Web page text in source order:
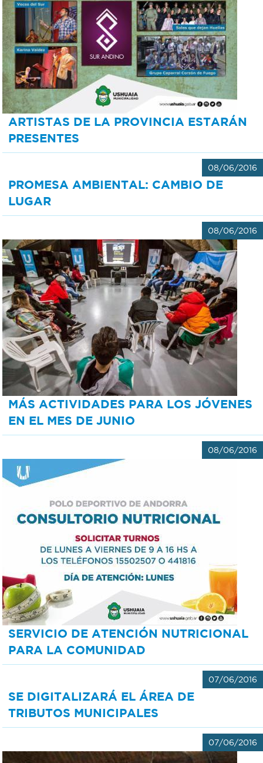
ARTISTAS DE LA PROVINCIA ESTARÁN
PRESENTES
08/06/2016
PROMESA AMBIENTAL: CAMBIO DE
LUGAR
08/06/2016
MÁS ACTIVIDADES PARA LOS JÓVENES
EN EL MES DE JUNIO
08/06/2016
SERVICIO DE ATENCIÓN NUTRICIONAL
PARA LA COMUNIDAD
07/06/2016
SE DIGITALIZARÁ EL ÁREA DE
TRIBUTOS MUNICIPALES
07/06/2016